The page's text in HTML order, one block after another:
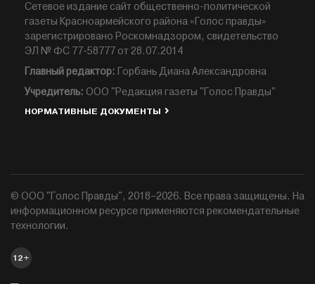
Сетевое издание сайт общественно-политической
газеты Красноармейского района «Голос правды»
зарегистрировано Роскомнадзором, свидетельство
ЭЛ № ФС 77-58777 от 28.07.2014
Главный редактор: Горбань Диана Александровна
Учредитель: ООО "Редакция газеты "Голос Правды"
НОРМАТИВНЫЕ ДОКУМЕНТЫ
© ООО "Голос Правды", 2018–2026. Все права защищены. На
информационном ресурсе применяются рекомендательные
технологии.
12+